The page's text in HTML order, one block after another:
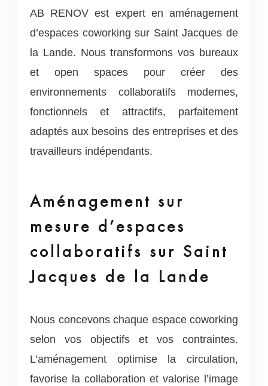
AB RENOV est expert en aménagement
d’espaces coworking sur Saint Jacques de
la Lande. Nous transformons vos bureaux
et open spaces pour créer des
environnements collaboratifs modernes,
fonctionnels et attractifs, parfaitement
adaptés aux besoins des entreprises et des
travailleurs indépendants.
Aménagement sur
mesure d’espaces
collaboratifs sur Saint
Jacques de la Lande
Nous concevons chaque espace coworking
selon vos objectifs et vos contraintes.
L’aménagement optimise la circulation,
favorise la collaboration et valorise l’image